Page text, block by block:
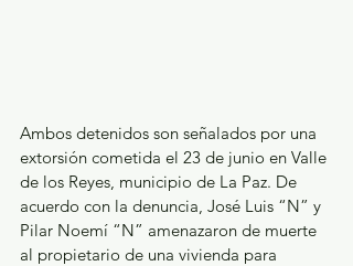
Ambos detenidos son señalados por una
extorsión cometida el 23 de junio en Valle
de los Reyes, municipio de La Paz. De
acuerdo con la denuncia, José Luis “N” y
Pilar Noemí “N” amenazaron de muerte
al propietario de una vivienda para